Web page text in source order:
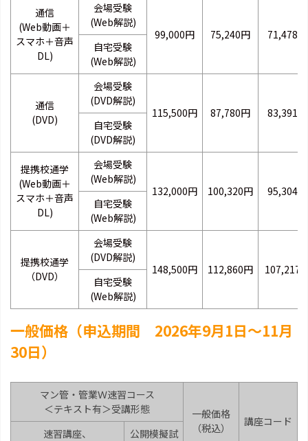
通信
(Web動画＋
スマホ＋音声
DL)
会場受験
(Web解説)
99,000円
75,240円
71,478円
自宅受験
(Web解説)
通信
(DVD)
会場受験
(DVD解説)
115,500円
87,780円
83,391円
自宅受験
(DVD解説)
提携校通学
(Web動画＋
スマホ＋音声
DL)
会場受験
(Web解説)
132,000円
100,320円
95,304円
自宅受験
(Web解説)
提携校通学
（DVD）
会場受験
(DVD解説)
148,500円
112,860円
107,217
自宅受験
(Web解説)
一般価格（申込期間 2026年9月1日～11月
30日）
マン管・管業Ｗ速習コース
＜テキスト有＞受講形態
一般価格
（税込）
講座コード
速習講座、
公開模擬試